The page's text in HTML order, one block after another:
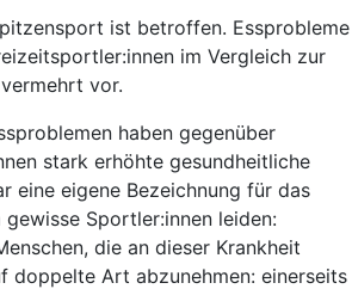
ist betroffen. Essprobleme
im Vergleich zur
vor.
haben gegenüber
stark erhöhte gesundheitliche
eine eigene Bezeichnung für das
gewisse Sportler:innen leiden:
die an dieser Krankheit
doppelte Art abzunehmen: einerseits